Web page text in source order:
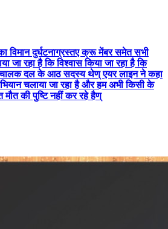
विमान दुर्घटनाग्रस्तए क्रू मेंबर समेत सभी
जा रहा है कि विश्वास किया जा रहा है कि
चालक दल के आठ सदस्य थेण् एयर लाइन ने कहा
चलाया जा रहा है और हम अभी किसी के
मौत की पुष्टि नहीं कर रहे हैण्